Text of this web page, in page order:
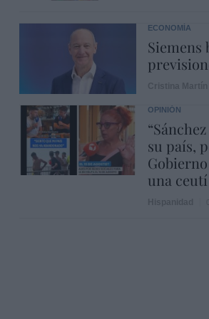
ECONOMÍA
Siemens
OPINIÓN
su país,
una ceutí